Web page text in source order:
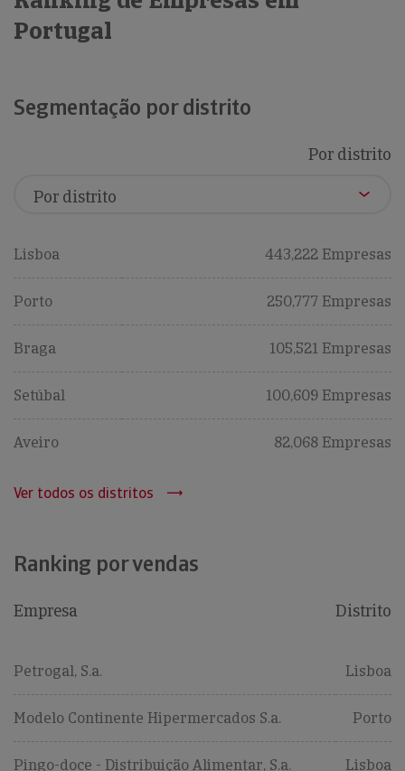
Portugal
Segmentação por distrito
Por distrito
Lisboa 443,222 Empresas
Porto 250,777 Empresas
Braga 105,521 Empresas
Setúbal 100,609 Empresas
Aveiro 82,068 Empresas
Ver todos os distritos
Ranking por vendas
Empresa Distrito
Petrogal, S.a. Lisboa
Modelo Continente Hipermercados S.a. Porto
Pingo-doce - Distribuição Alimentar, S.a. Lisboa